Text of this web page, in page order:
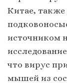
Китае, также
источником
что вирус
мышей из